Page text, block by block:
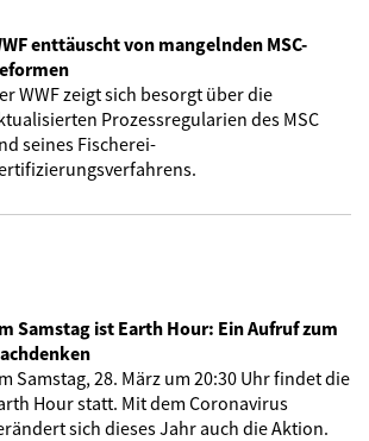
enttäuscht von mangelnden MSC-
WWF zeigt sich besorgt über die
Prozessregularien des MSC
seines Fischerei-
Samstag ist Earth Hour: Ein Aufruf zum
Samstag, 28. März um 20:30 Uhr findet die
Hour statt. Mit dem Coronavirus
sich dieses Jahr auch die Aktion.